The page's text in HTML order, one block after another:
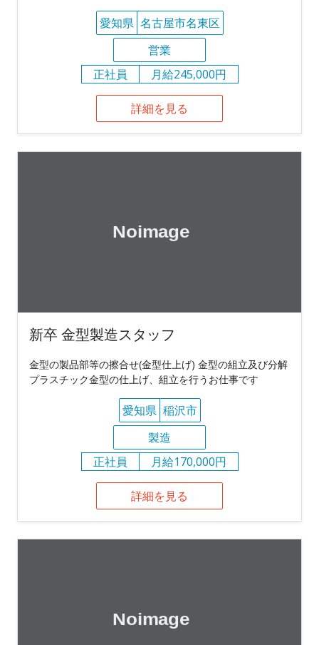
愛知県 名古屋市名東区
営業
正社員
月給245,000円
詳細を見る
新卒 金型製造スタッフ
金型の製品部等の擦合せ(金型仕上げ) 金型の組立及び分解
プラスチック金型の仕上げ、組立を行うお仕事です
愛知県 稲沢市
製造
正社員
月給170,000円
詳細を見る